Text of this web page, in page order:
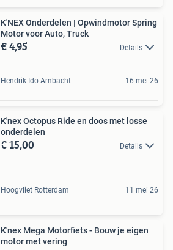
K'NEX Onderdelen | Opwindmotor Spring
Motor voor Auto, Truck
€ 4,95 Details
Hendrik-Ido-Ambacht 16 mei 26
K'nex Octopus Ride en doos met losse
onderdelen
€ 15,00 Details
Hoogvliet Rotterdam 11 mei 26
K'nex Mega Motorfiets - Bouw je eigen
motor met vering